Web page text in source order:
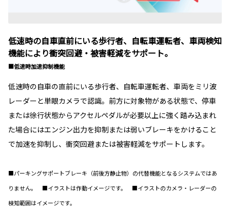
低速時の自車直前にいる歩行者、自転車運転者、車両検知
機能により衝突回避・被害軽減をサポート。
■低速時加速抑制機能
低速時の自車の直前にいる歩行者、自転車運転者、車両をミリ波
レーダーと単眼カメラで認識。前方に対象物がある状態で、停車
または徐行状態からアクセルペダルが必要以上に強く踏み込まれ
た場合にはエンジン出力を抑制または弱いブレーキをかけること
で加速を抑制し、衝突回避または被害軽減をサポートします。
■パーキングサポートブレーキ（前後方静止物）の代替機能となるシステムではあ
りません。 ■イラストは作動イメージです。 ■イラストのカメラ・レーダーの
検知範囲はイメージです。